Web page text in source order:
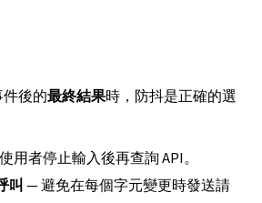
後的最終結果時，防抖是正確的選
用者停止輸入後再查詢 API。
叫 — 避免在每個字元變更時發送請